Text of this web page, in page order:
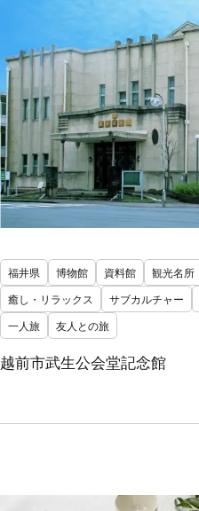
福井県 博物館 資料館 観光名所
癒し・リラックス
サブカルチャー
一人旅
友人との旅
越前市武生公会堂記念館